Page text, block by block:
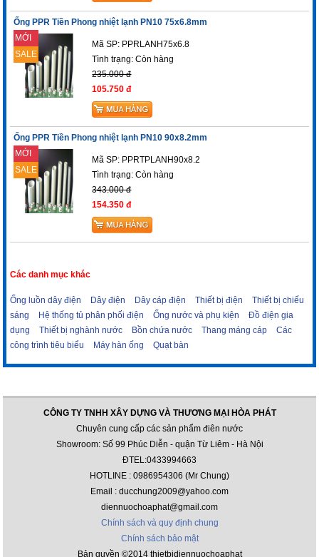
Ống PPR Tiền Phong nhiệt lạnh PN10 75x6.8mm
MỚI
SALE
Mã SP: PPRLANH75x6.8
Tình trạng:Còn hàng
235.000 đ
105.750 đ
Ống PPR Tiền Phong nhiệt lạnh PN10 90x8.2mm
MỚI
SALE
Mã SP: PPRTPLANH90x8.2
Tình trạng:Còn hàng
343.000 đ
154.350 đ
Các danh mục khác
Ống luồn dây điện Dây điện Dây cáp điện Thiết bị điện
Thiết bị chiếu
sáng
Hệ thống tủ phân phối điện Ống nước và phụ kiện
Đồ điện gia
dụng
Thiết bị nghành nước Bồn chứa nước Thang máng cáp
Các
công trình tiêu biểu
Máy hàn ống Quạt bàn
CÔNG TY TNHH XÂY DỰNG VÀ THƯƠNG MẠI HÒA PHÁT
Chuyên cung cấp các sản phẩm điên nước
Showroom: Số 99 Phúc Diễn - quận Từ Liêm - Hà Nội
ĐTEL:0433994663
HOTLINE : 0986954306 (Mr Chung)
Email : ducchung2009@yahoo.com
diennuochoaphat@gmail.com
Chính sách và quy định chung
Chính sách bảo mật
Bản quyền ©2014 thietbidiennuochoaphat